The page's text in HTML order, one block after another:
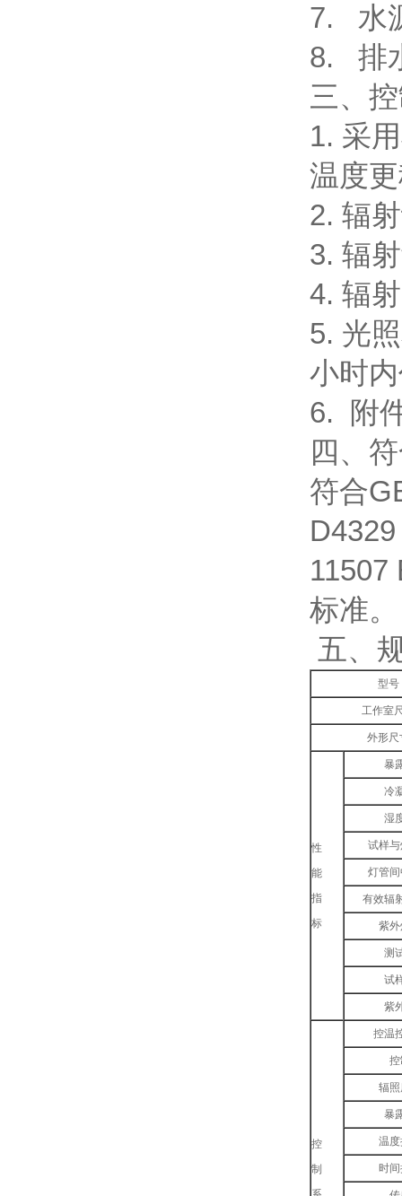
7.
水
8.
排
三、
1. 采
温度
2. 辐
3. 辐
4. 辐
5. 光
小时
6. 附
四、
符合
11507
标准。
五、
型号
工作室
外形尺
性
能
指
标
暴
冷
湿
试样
灯管
有效辐
紫
测
试
紫
控
制
控温
控
辐
暴
温
时